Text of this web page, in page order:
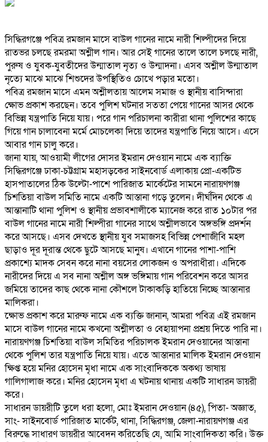
‎সিদ্ধিরগঞ্জে পবিত্র রমজান মাসে বাউল গানের নামে নারী শিল্পীদের দিয়ে
রাতভর চলছে রমরমা অশ্লীল গান। আর সেই গানের তালে তালে চলছে নারী,
পুরুষ ও যুবক-যুবতীদের উন্মাতাল নৃত্য ও উন্মাদনা। এসব অশ্লীল উন্মাতাল
নৃত্যে মাঝে মাঝে শিশুদের উপস্থিতিও চোখে পড়ার মতো।
‎পবিত্র রমজান মাসে এমন অশ্লীলতায় আলেম সমাজ ও স্থানীয় বাসিন্দারা
ক্ষোভ প্রকাশ করছেন। তবে পুলিশ ঘটনার সততা পেয়ে গানের আসর থেকে
বিভিন্ন যন্ত্রপাতি নিয়ে যায়। পরে গান পরিচালনা কারীরা থানা পুলিশের কাছে
গিয়ে গান চালাবেনা মর্মে মোচলেকা দিয়ে তাদের যন্ত্রপাতি নিয়ে আসে। এসে
আবার গান চালু করে।
‎জানা যায়, আওয়ামী লীগের দোসর ইমরান দেওয়ান নামে এক ব্যাক্তি
সিদ্ধিরগঞ্জে ঢাকা-চট্টগ্রাম মহাসড়কের সাইনবোর্ড এলাকায় প্রো-একটিভ
হাসপাতালের ঠিক উল্টো-পাশে পারিজাত মার্কেটের সামনে নারায়ণগঞ্জ
চিশতিয়া বাউল সমিতি নামে একটি আস্তানা গড়ে তুলেন। দীর্ঘদিন থেকে এ
আন্তানাটি থানা পুলিশ ও স্থানীয় প্রভাবশালীকে ম্যানেজ করে রাত ১০টার পর
বাউল গানের নামে নারী শিল্পীরা গানের সাথে অশ্লীলভাবে অঙ্গভঙ্গি প্রদর্শন
করে আসছে। এসব দেখতে স্থানীয় যুব সমাজসহ বিভিন্ন পেশাজীবি মহল
ছাড়াও দূর দূরান্ত থেকে ছুটে আসছে মানুষ। এখানে গানের পাশা-পাশি
প্রকাশ্যে মাদক সেবন করে নানা বয়সের লোকজন ও অপরাধীরা। এদিকে
নারীদের দিয়ে এ সব নানা অশ্লীল অঙ্গ ভঙ্গিমায় গান পরিবেশন করে আসর
জমিয়ে তাদের কাছ থেকে নানা কৌশলে টাকাকড়ি হাতিয়ে নিচ্ছে আস্তানার
মালিকরা।
‎ক্ষোভ প্রকাশ করে মারুফ নামে এক ব্যক্তি জানান, আমরা পবিত্র এই রমজান
মাসে বাউল গানের নামে কখনো অশ্লীলতা ও বেহায়াপনা প্রশ্রয় দিতে পারি না।
‎নারায়ণগঞ্জ চিশতিয়া বাউল সমিতির পরিচালক ইমরান দেওয়ানের আস্তানা
থেকে পুলিশ তার যন্ত্রপাতি নিয়ে যায়। এতে আস্তানার মালিক ইমরান দেওয়ান
ক্ষিপ্ত হয়ে মনির হোসেন মৃধা নামে এক সাংবাদিককে অকথ্য ভাষায়
গালিগালাজ করে। মনির হোসেন মৃধা এ ঘটনায় থানায় একটি সাধারন ডায়রী
করে।
‎সাধারন ডায়রীটি তুলে ধরা হলো, মোঃ ইমরান দেওয়ান (৪৫), পিতা- অজ্ঞাত,
সাং- সাইনবোর্ড পারিজাত মার্কেট, থানা, সিদ্ধিরগঞ্জ, জেলা-নারায়ণগঞ্জ এর
বিরুদ্ধে সাধারণ ডায়রীর আবেদন করিতেছি যে, আমি সাংবাদিকতা করি। উক্ত